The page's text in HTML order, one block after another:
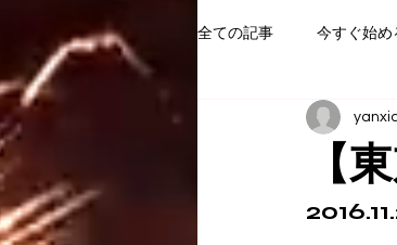
全ての記事 今すぐ始め
【